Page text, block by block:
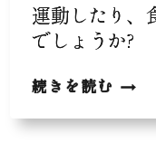
損
傷
運動したり、
でしょうか?
続きを読む グ
コ